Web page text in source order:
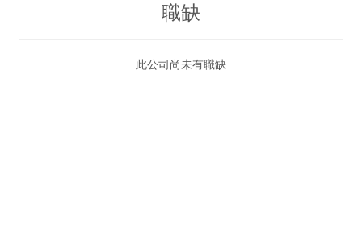
職缺
此公司尚未有職缺